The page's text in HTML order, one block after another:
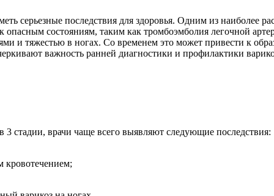
серьезные последствия для здоровья. Одним из наиболее
опасным состояниям, таким как тромбоэмболия легочной
и тяжестью в ногах. Со временем это может привести к
важность ранней диагностики и профилактики
стадии, врачи чаще всего выявляют следующие последствия:
кровотечением;